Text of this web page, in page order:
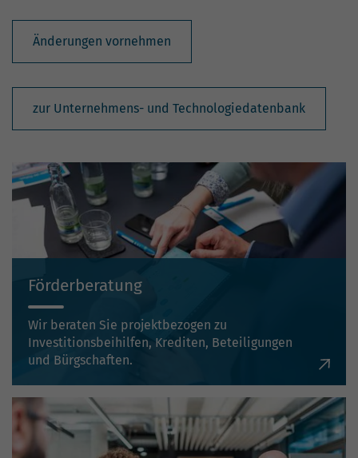
Änderungen vornehmen
zur Unternehmens- und Technologiedatenbank
Förderberatung
Wir beraten Sie projektbezogen zu
Investitionsbeihilfen, Krediten, Beteiligungen
und Bürgschaften.